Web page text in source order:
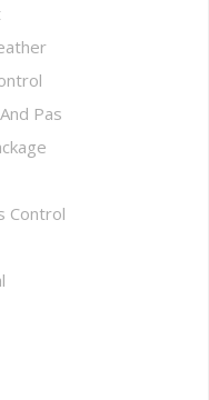
Pas
Control